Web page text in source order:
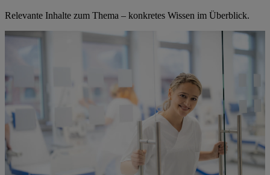
Relevante Inhalte zum Thema – konkretes Wissen im Überblick.